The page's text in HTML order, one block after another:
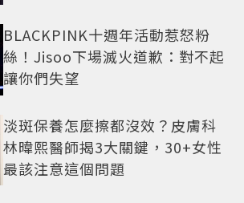
BLACKPINK十週年活動惹怒粉
絲！Jisoo下場滅火道歉：對不起
讓你們失望
淡斑保養怎麼擦都沒效？皮膚科
林暐熙醫師揭3大關鍵，30+女性
最該注意這個問題